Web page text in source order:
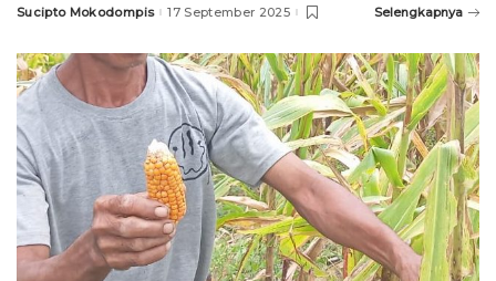
Posted
Sucipto Mokodompis 17 September 2025 Selengkapnya